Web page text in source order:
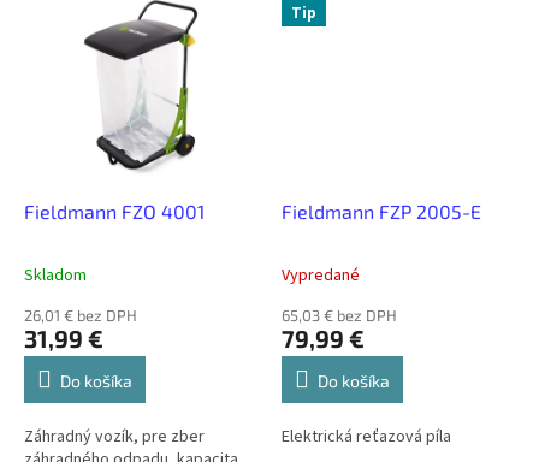
Fieldmann FZO 4001
Skladom
26,01 € bez DPH
31,99 €
Do košíka
Záhradný vozík, pre zber
Tip
Fieldmann FZP 2005-E
Vypredané
65,03 € bez DPH
79,99 €
Do košíka
Elektrická reťazová píla